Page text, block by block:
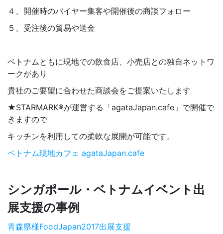
４、開催時のバイヤー集客や開催後の商談フォロー
５、受注後の貿易や送金
ベトナムともに現地での飲食店、小売店との独自ネットワ
ークがあり
貴社のご要望に合わせた商談会をご提案いたします
★STARMARK®が運営する「agataJapan.cafe」で開催で
きますので
キッチンを利用しての柔軟な展開が可能です。
ベトナム現地カフェ agataJapan.cafe
シンガポール・ベトナムイベント出
展支援の事例
青森県様FoodJapan2017出展支援